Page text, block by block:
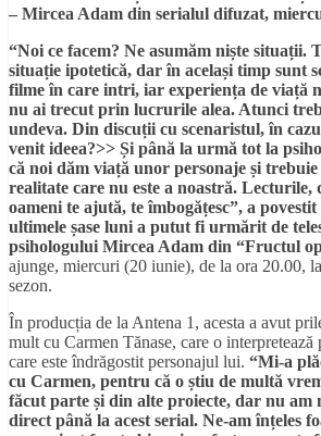
– Mircea Adam din serialul difuzat,
“Noi ce facem? Ne asumăm niște situații.
situație ipotetică, dar în același timp sunt
filme în care intri, iar experiența de viață
nu ai trecut prin lucrurile alea. Atunci
undeva. Din discuții cu scenaristul, în
venit ideea?>> Și până la urmă tot la
că noi dăm viață unor personaje și trebuie
realitate care nu este a noastră. Lecturile,
oameni te ajută, te îmbogățesc”, a
ultimele șase luni a putut fi urmărit de
psihologului Mircea Adam din “Fructul
ajunge, miercuri (20 iunie), de la ora 20.00,
sezon.
În producția de la Antena 1, acesta a avut
mult cu Carmen Tănase, care o interpretează
care este îndrăgostit personajul lui. “Mi-a
cu Carmen, pentru că o știu de multă
făcut parte și din alte proiecte, dar nu am
direct până la acest serial. Ne-am înțeles